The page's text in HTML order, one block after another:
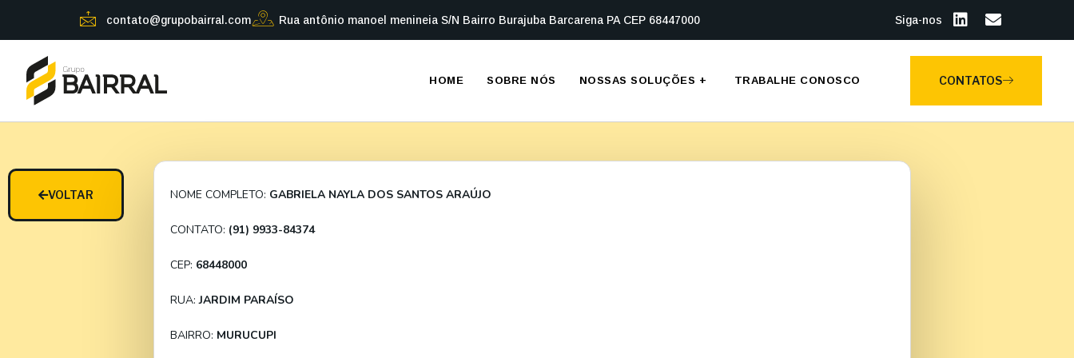
contato@grupobairral.com Rua antônio manoel menineia S/N Bairro Burajuba Barcarena PA CEP 68447000 Siga-nos
HOME SOBRE NÓS NOSSAS SOLUÇÕES + TRABALHE CONOSCO CONTATOS
VOLTAR NOME COMPLETO: GABRIELA NAYLA DOS SANTOS ARAÚJO
CONTATO: (91) 9933-84374
CEP: 68448000
RUA:JARDIM PARAÍSO
BAIRRO: MURUCUPI